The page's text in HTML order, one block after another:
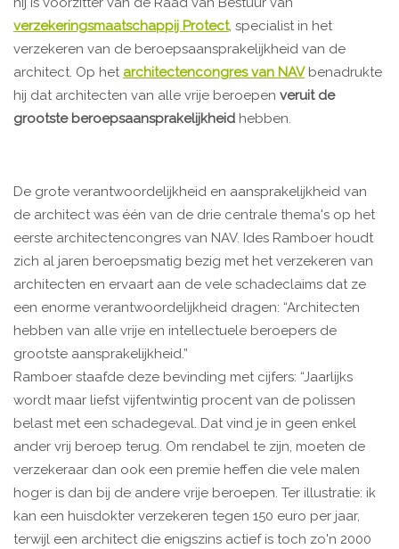
verzekeringsmaatschappij Protect, specialist in het
verzekeren van de beroepsaansprakelijkheid van de
architect. Op het architectencongres van NAVbenadrukte
hij dat architecten van alle vrije beroepen veruit de
grootste beroepsaansprakelijkheid hebben.
De grote verantwoordelijkheid en aansprakelijkheid van
de architect was één van de drie centrale thema's op het
eerste architectencongres van NAV. Ides Ramboer houdt
zich al jaren beroepsmatig bezig met het verzekeren van
architecten en ervaart aan de vele schadeclaims dat ze
een enorme verantwoordelijkheid dragen: “Architecten
hebben van alle vrije en intellectuele beroepers de
grootste aansprakelijkheid.”
Ramboer staafde deze bevinding met cijfers: “Jaarlijks
wordt maar liefst vijfentwintig procent van de polissen
belast met een schadegeval. Dat vind je in geen enkel
ander vrij beroep terug. Om rendabel te zijn, moeten de
verzekeraar dan ook een premie heffen die vele malen
hoger is dan bij de andere vrije beroepen. Ter illustratie: ik
kan een huisdokter verzekeren tegen 150 euro per jaar,
terwijl een architect die enigszins actief is toch zo'n 2000